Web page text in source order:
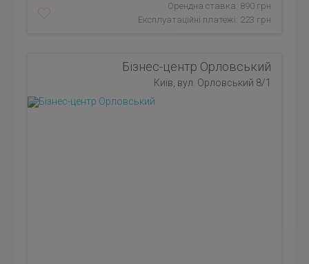
Орендна ставка: 890 грн
Експлуатаційні платежі: 223 грн
Бізнес-центр Орловський
Київ, вул. Орловський 8/1